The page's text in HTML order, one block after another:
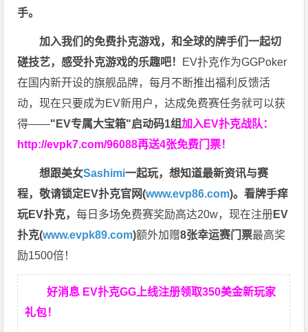
手。
加入我们的免费扑克游戏，和全球的牌手们一起切
磋技艺，感受扑克游戏的乐趣吧！ EV扑克作为GGPoker
在国内新开设的旗舰品牌，每月不断推出福利反馈活
动，现在只要成为EV新用户，达成免费赛任务就可以获
得——"EV专属大宝箱"启动码1组加入EV扑克战队：
http://evpk7.com/96088再送4张免费门票！
想跟美女Sashimi一起玩，想知道最新资讯与赛
程，敬请锁定EV扑克官网(www.evp86.com)。看牌手痒
玩EV扑克，每日多场免费赛奖励高达20w，现在注册EV
扑克(www.evpk89.com)额外加赠8张幸运赛门票最高奖
励1500倍！
好消息 EV扑克GG上线注册领取350美金新玩家
礼包！